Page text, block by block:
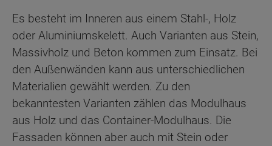
Es besteht im Inneren aus einem Stahl-, Holz
oder Aluminiumskelett. Auch Varianten aus Stein,
Massivholz und Beton kommen zum Einsatz. Bei
den Außenwänden kann aus unterschiedlichen
Materialien gewählt werden. Zu den
bekanntesten Varianten zählen das Modulhaus
aus Holz und das Container-Modulhaus. Die
Fassaden können aber auch mit Stein oder